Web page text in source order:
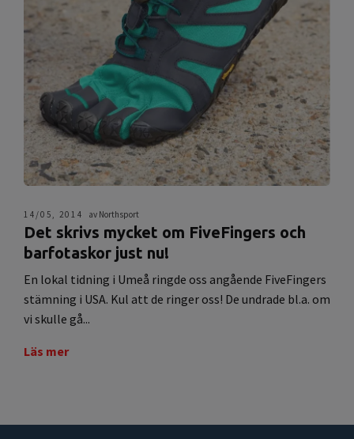
14/05, 2014 av Northsport
Det skrivs mycket om FiveFingers och
barfotaskor just nu!
En lokal tidning i Umeå ringde oss angående FiveFingers
stämning i USA. Kul att de ringer oss! De undrade bl.a. om
vi skulle gå...
Läs mer